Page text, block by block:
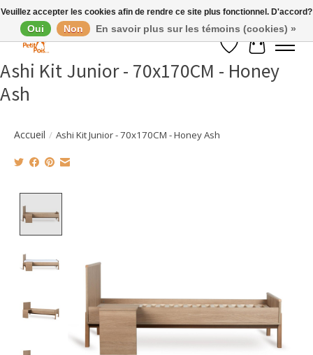
Liste de souhaits
Panier
Ashi Kit Junior - 70x170CM - Honey
Ash
Accueil / Ashi Kit Junior - 70x170CM - Honey Ash
Veuillez accepter les cookies afin de rendre ce site plus fonctionnel. D'accord?
Oui Non En savoir plus sur les témoins (cookies) »